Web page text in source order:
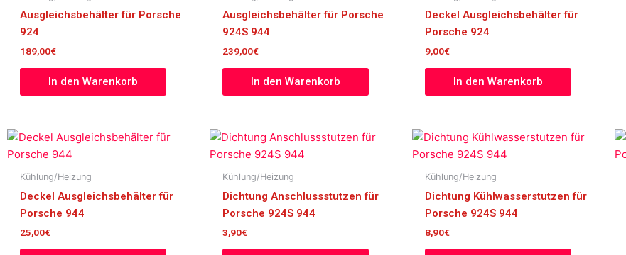
Ausgleichsbehälter für Porsche
924
189,00€
In den Warenkorb
Ausgleichsbehälter für Porsche
924S 944
239,00€
In den Warenkorb
Deckel Ausgleichsbehälter für
Porsche 924
9,00€
In den Warenkorb
Kühlung/Heizung
Deckel Ausgleichsbehälter für
Porsche 944
25,00€
Kühlung/Heizung
Dichtung Anschlussstutzen für
Porsche 924S 944
3,90€
Kühlung/Heizung
Dichtung Kühlwasserstutzen für
Porsche 924S 944
8,90€